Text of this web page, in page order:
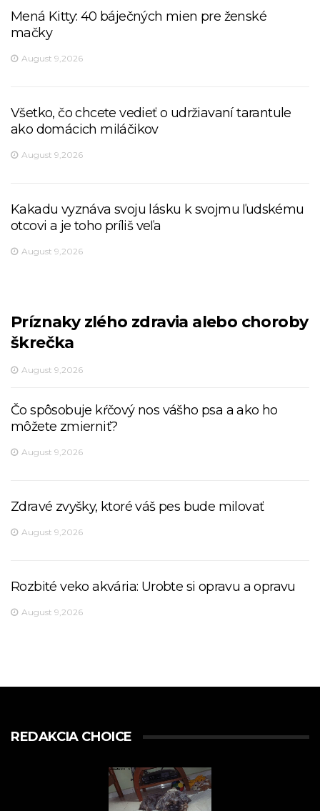
Mená Kitty: 40 báječných mien pre ženské
mačky
August 9,2026
Všetko, čo chcete vedieť o udržiavaní tarantule
ako domácich miláčikov
August 9,2026
Kakadu vyznáva svoju lásku k svojmu ľudskému
otcovi a je toho príliš veľa
August 9,2026
Príznaky zlého zdravia alebo choroby
škrečka
August 9,2026
Čo spôsobuje kŕčový nos vášho psa a ako ho
môžete zmierniť?
August 9,2026
Zdravé zvyšky, ktoré váš pes bude milovať
August 9,2026
Rozbité veko akvária: Urobte si opravu a opravu
August 9,2026
REDAKCIA CHOICE